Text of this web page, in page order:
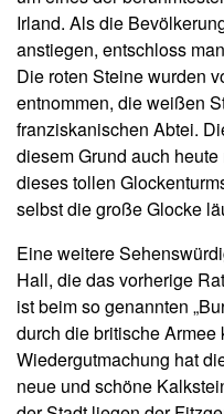
Irland. Als die
anstiegen, entschloss
Die roten Steine wurden
entnommen, die weißen
franziskanischen Abtei.
diesem Grund auch
dieses tollen
selbst die große Glocke
Eine weitere
Hall, die das vorherige
ist beim so genannten
durch die britische
Wiedergutmachung hat
neue und schöne